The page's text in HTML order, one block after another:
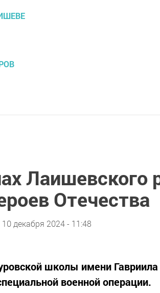
Лаишевского
Отечества
10 декабря 2024 - 11:48
школы имени
военной операции.